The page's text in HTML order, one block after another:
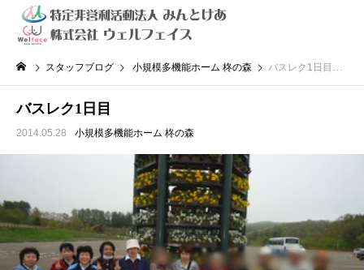
スタッフブログ 小規模多機能ホーム 柊の森 バスレク1日目
バスレク1日目
2014.05.28 小規模多機能ホーム 柊の森